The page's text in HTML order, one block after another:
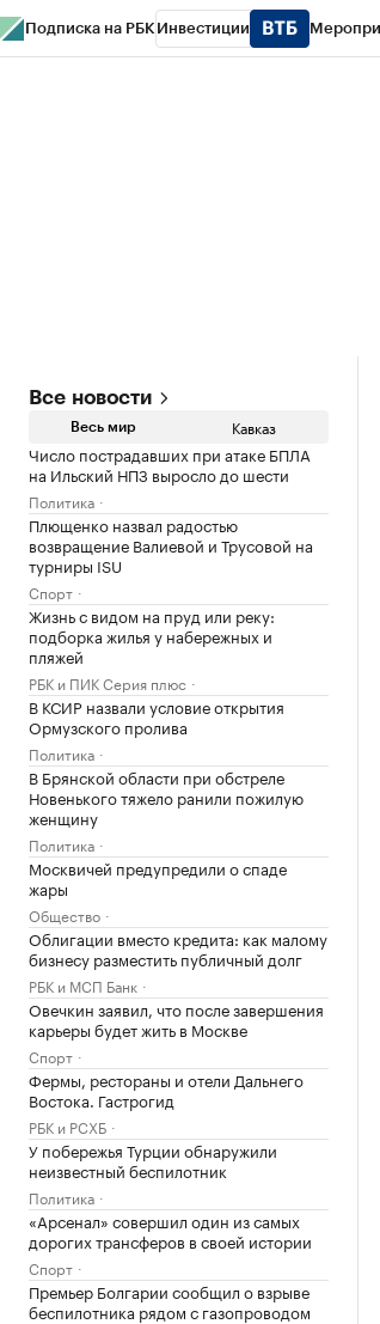
Подписка на РБК Инвестиции
Все новости
Весь мир Кавказ
Число пострадавших при атаке БПЛА
на Ильский НПЗ выросло до шести
Политика
Плющенко назвал радостью
возвращение Валиевой и Трусовой на
турниры ISU
Спорт
Жизнь с видом на пруд или реку:
подборка жилья у набережных и
пляжей
РБК и ПИК Серия плюс
В КСИР назвали условие открытия
Ормузского пролива
Политика
В Брянской области при обстреле
Новенького тяжело ранили пожилую
женщину
Политика
Москвичей предупредили о спаде
жары
Общество
Облигации вместо кредита: как малому
бизнесу разместить публичный долг
РБК и МСП Банк
Овечкин заявил, что после завершения
карьеры будет жить в Москве
Спорт
Фермы, рестораны и отели Дальнего
Востока. Гастрогид
РБК и РСХБ
У побережья Турции обнаружили
неизвестный беспилотник
Политика
«Арсенал» совершил один из самых
дорогих трансферов в своей истории
Спорт
Премьер Болгарии сообщил о взрыве
беспилотника рядом с газопроводом